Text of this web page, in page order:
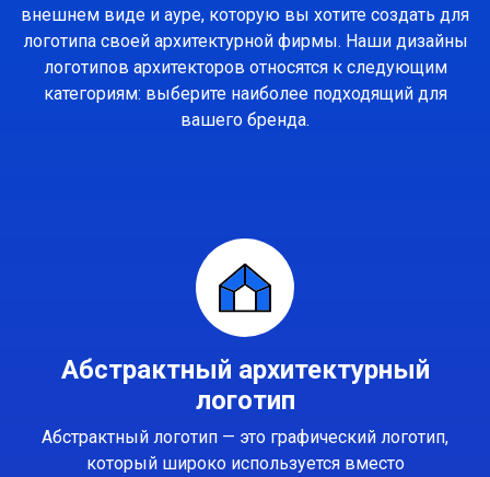
внешнем виде и ауре, которую вы хотите создать для
логотипа своей архитектурной фирмы. Наши дизайны
логотипов архитекторов относятся к следующим
категориям: выберите наиболее подходящий для
вашего бренда.
Абстрактный архитектурный
логотип
Абстрактный логотип — это графический логотип,
который широко используется вместо